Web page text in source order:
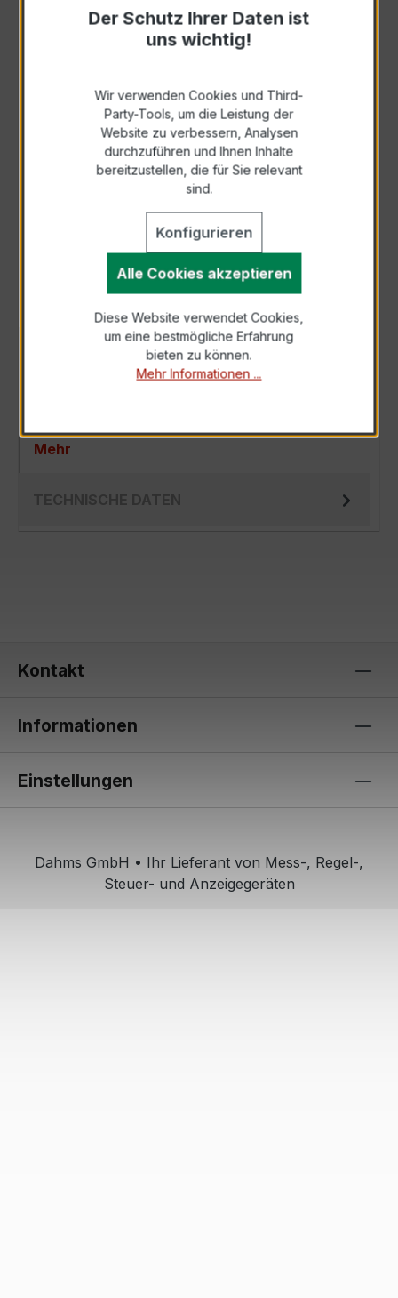
Art. Nr.:57759
Zur Sammelanfrage hinzufügen
Anfrage telefonisch
Als PDF exportieren
Der EASKD 31.5 3x400/1A 2,5VA Kl.0,5 ist ein
Verrechnungsstromwandler der bewährten…
Mehr
TECHNISCHE DATEN
Kontakt
Informationen
Einstellungen
Dahms GmbH • Ihr Lieferant von Mess-, Regel-,
Steuer- und Anzeigegeräten
Der Schutz Ihrer Daten ist
uns wichtig!
Wir verwenden Cookies und Third-
Party-Tools, um die Leistung der
Website zu verbessern, Analysen
durchzuführen und Ihnen Inhalte
bereitzustellen, die für Sie relevant
sind.
Konfigurieren
Alle Cookies akzeptieren
Diese Website verwendet Cookies,
um eine bestmögliche Erfahrung
bieten zu können.
Mehr Informationen ...